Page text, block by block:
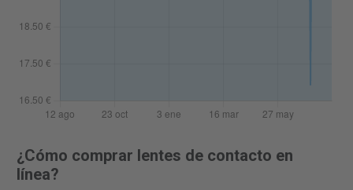
¿Cómo comprar lentes de contacto en
línea?